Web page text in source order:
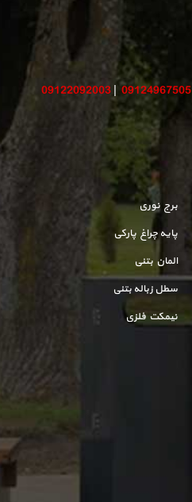
09124967505
|
09122092003
برج نوری
پایه چراغ پارکی
المان بتنی
سطل زباله بتنی
نیمکت فلزی